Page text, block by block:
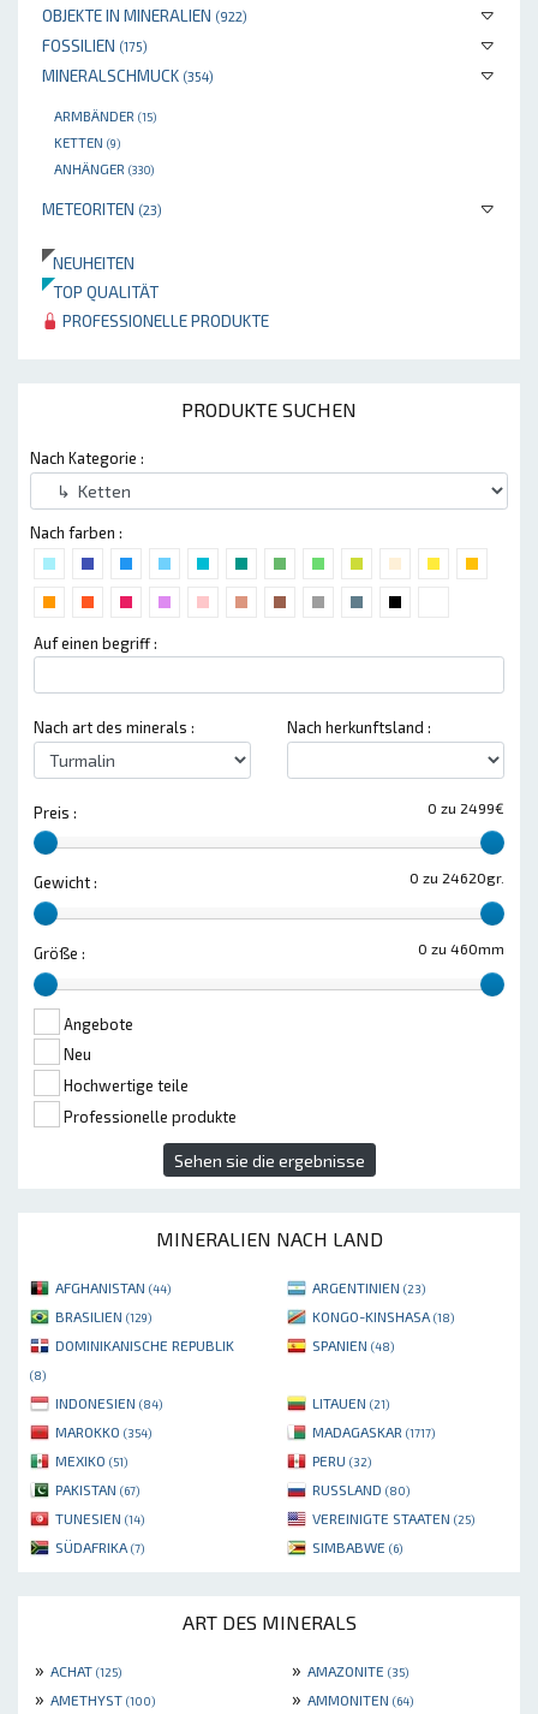
OBJEKTE IN MINERALIEN (922)
FOSSILIEN (175)
MINERALSCHMUCK (354)
ARMBÄNDER (15)
KETTEN (9)
ANHÄNGER (330)
METEORITEN (23)
NEUHEITEN
TOP QUALITÄT
PROFESSIONELLE PRODUKTE
PRODUKTE SUCHEN
Nach Kategorie :
Nach farben :
Auf einen begriff :
Nach art des minerals : Nach herkunftsland :
0 zu 2499€
Preis :
0 zu 24620gr.
Gewicht :
0 zu 460mm
Größe :
Angebote
Neu
Hochwertige teile
Professionelle produkte
Sehen sie die ergebnisse
MINERALIEN NACH LAND
AFGHANISTAN (44) ARGENTINIEN (23)
BRASILIEN (129) KONGO-KINSHASA (18)
DOMINIKANISCHE REPUBLIK
(8)
SPANIEN (48)
INDONESIEN (84) LITAUEN (21)
MAROKKO (354) MADAGASKAR (1717)
MEXIKO (51) PERU (32)
PAKISTAN (67) RUSSLAND (80)
TUNESIEN (14) VEREINIGTE STAATEN (25)
SÜDAFRIKA (7) SIMBABWE (6)
ART DES MINERALS
» ACHAT (125) » AMAZONITE (35)
» AMETHYST (100) » AMMONITEN (64)